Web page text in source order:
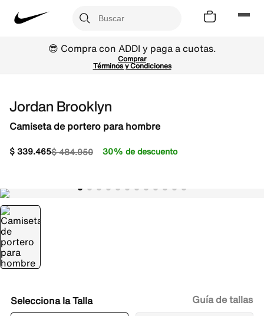
😎 Compra con ADDI y paga a cuotas.
Comprar
Términos y Condiciones
Jordan Brooklyn
Camiseta de portero para hombre
$484.950
$339.465 30% de descuento
Talla Guía de tallas